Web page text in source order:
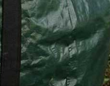
marché. Si vous voulez obtenir
détaillées, vous pouvez